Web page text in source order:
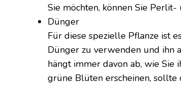
Sie möchten, können Sie
Dünger
Für diese spezielle Pflanze ist
Dünger zu verwenden und ihn
hängt immer davon ab, wie Sie
grüne Blüten erscheinen,